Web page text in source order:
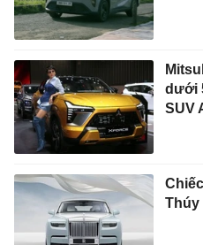
dưới
SUV
Thúy